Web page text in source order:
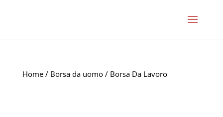
Home/ Borsa da uomo/ Borsa Da Lavoro